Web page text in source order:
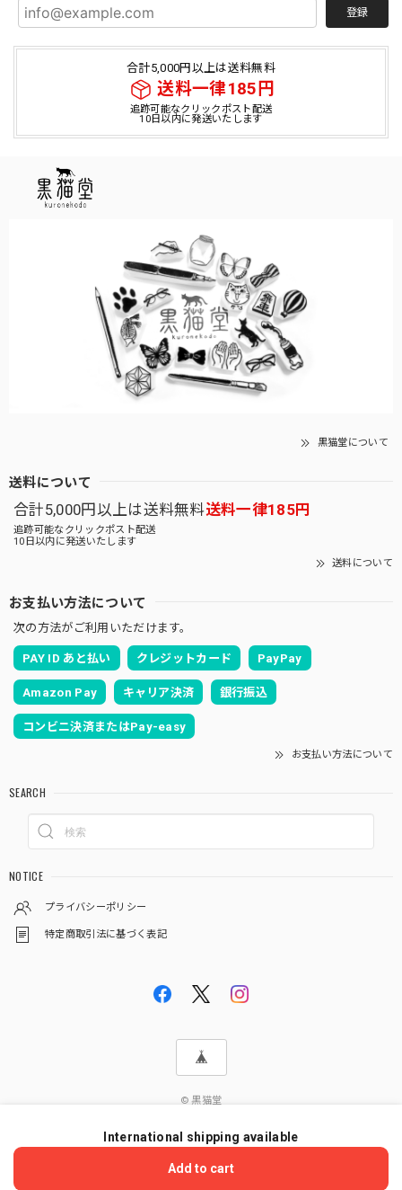
登録
合計5,000円以上は送料無料
送料一律185円
追跡可能なクリックポスト配送
10日以内に発送いたします
黒猫堂について
送料について
合計5,000円以上は送料無料送料一律185円
追跡可能なクリックポスト配送
10日以内に発送いたします
送料について
お支払い方法について
次の方法がご利用いただけます。
PAY ID あと払い クレジットカード PayPay
Amazon Pay キャリア決済 銀行振込
コンビニ決済またはPay-easy
お支払い方法について
SEARCH
NOTICE
プライバシーポリシー
特定商取引法に基づく表記
© 黒猫堂
International shipping available
Add to cart
ショップに質問する